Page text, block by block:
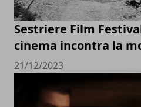
Sestriere Film
cinema incontra la
21/12/2023